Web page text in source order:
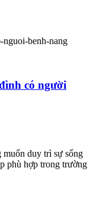
có người
muốn duy trì sự sống
phù hợp trong trường